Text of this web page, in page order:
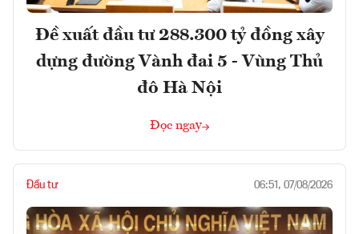
Đề xuất đầu tư 288.300 tỷ đồng xây
dựng đường Vành đai 5 - Vùng Thủ
đô Hà Nội
Đọc ngay
Đầu tư 06:51, 07/08/2026